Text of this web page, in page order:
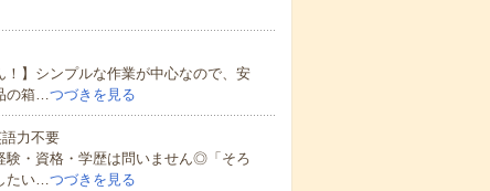
！】シンプルな作業が中心なので、安
の箱…つづきを見る
力不要
験・資格・学歴は問いません◎「そろ
たい…つづきを見る